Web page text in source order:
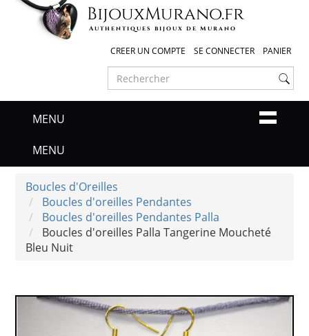
BijouxMurano.fr
Authentiques bijoux de Murano
CREER UN COMPTE SE CONNECTER PANIER
MENU
MENU
Boucles d'Oreilles
Boucles d'oreilles Pendantes
Boucles d'oreilles Pendantes Palla
Boucles d'oreilles Palla Tangerine Moucheté
Bleu Nuit